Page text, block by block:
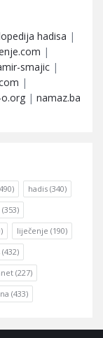
hadisa |
|
smajic |
|
| namaz.ba
hadis (340)
(353)
liječenje (190)
(432)
(227)
(433)